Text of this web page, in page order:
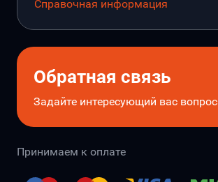
Справочная информация
Обратная связь
Задайте интересующий вас вопрос
Принимаем к оплате